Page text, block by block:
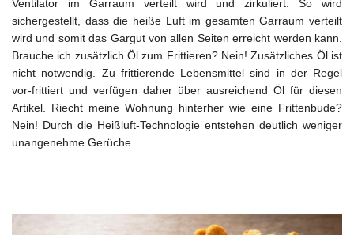
Ventilator im Garraum verteilt wird und zirkuliert. So wird
sichergestellt, dass die heiße Luft im gesamten Garraum verteilt
wird und somit das Gargut von allen Seiten erreicht werden kann.
Brauche ich zusätzlich Öl zum Frittieren? Nein! Zusätzliches Öl ist
nicht notwendig. Zu frittierende Lebensmittel sind in der Regel
vor-frittiert und verfügen daher über ausreichend Öl für diesen
Artikel. Riecht meine Wohnung hinterher wie eine Frittenbude?
Nein! Durch die Heißluft-Technologie entstehen deutlich weniger
unangenehme Gerüche.